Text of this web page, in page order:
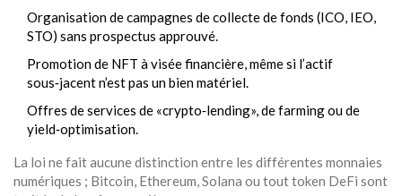
Organisation de campagnes de collecte de fonds (ICO, IEO,
STO) sans prospectus approuvé.
Promotion de NFT à visée financière, même si l’actif
sous‑jacent n’est pas un bien matériel.
Offres de services de «crypto‑lending», de farming ou de
yield‑optimisation.
La loi ne fait aucune distinction entre les différentes monnaies
numériques ; Bitcoin, Ethereum, Solana ou tout token DeFi sont